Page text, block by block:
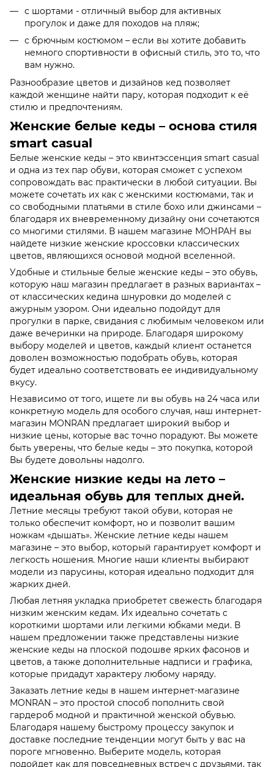
с шортами - отличный выбор для активных
прогулок и даже для походов на пляж;
с брючным костюмом – если вы хотите добавить
немного спортивности в офисный стиль, это то, что
вам нужно.
Разнообразие цветов и дизайнов кед позволяет
каждой женщине найти пару, которая подходит к её
стилю и предпочтениям.
Женские белые кеды – основа стиля
smart casual
Белые женские кеды – это квинтэссенция smart casual
и одна из тех пар обуви, которая сможет с успехом
сопровождать вас практически в любой ситуации. Вы
можете сочетать их как с женскими костюмами, так и
со свободными платьями в стиле бохо или джинсами –
благодаря их вневременному дизайну они сочетаются
со многими стилями. В нашем магазине МОНРАН вы
найдете низкие женские кроссовки классических
цветов, являющихся основой модной вселенной.
Удобные и стильные белые женские кеды – это обувь,
которую наш магазин предлагает в разных вариантах –
от классических кедина шнуровки до моделей с
ажурным узором. Они идеально подойдут для
прогулки в парке, свидания с любимым человеком или
даже вечеринки на природе. Благодаря широкому
выбору моделей и цветов, каждый клиент останется
доволен возможностью подобрать обувь, которая
будет идеально соответствовать ее индивидуальному
вкусу.
Независимо от того, ищете ли вы обувь на 24 часа или
конкретную модель для особого случая, наш интернет-
магазин MONRAN предлагает широкий выбор и
низкие цены, которые вас точно порадуют. Вы можете
быть уверены, что белые кеды – это покупка, которой
Вы будете довольны надолго.
Женские низкие кеды на лето –
идеальная обувь для теплых дней.
Летние месяцы требуют такой обуви, которая не
только обеспечит комфорт, но и позволит вашим
ножкам «дышать». Женские летние кеды нашем
магазине – это выбор, который гарантирует комфорт и
легкость ношения. Многие наши клиенты выбирают
модели из парусины, которая идеально подходит для
жарких дней.
Любая летняя укладка приобретет свежесть благодаря
низким женским кедам. Их идеально сочетать с
короткими шортами или легкими юбками меди. В
нашем предложении также представлены низкие
женские кеды на плоской подошве ярких фасонов и
цветов, а также дополнительные надписи и графика,
которые придадут характеру любому наряду.
Заказать летние кеды в нашем интернет-магазине
MONRAN – это простой способ пополнить свой
гардероб модной и практичной женской обувью.
Благодаря нашему быстрому процессу закупок и
доставке последние тенденции могут быть у вас на
пороге мгновенно. Выберите модель, которая
подойдет как для повседневных встреч с друзьями, так